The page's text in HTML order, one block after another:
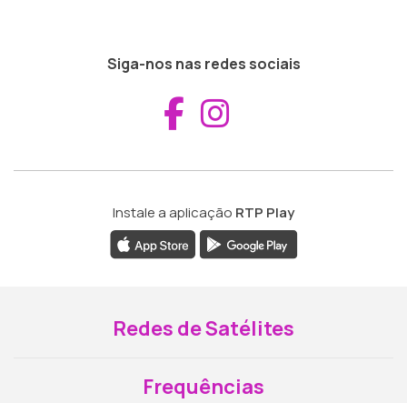
Siga-nos nas redes sociais
Aceder ao
Instale a aplicação RTP Play
Redes de Satélites
Frequências